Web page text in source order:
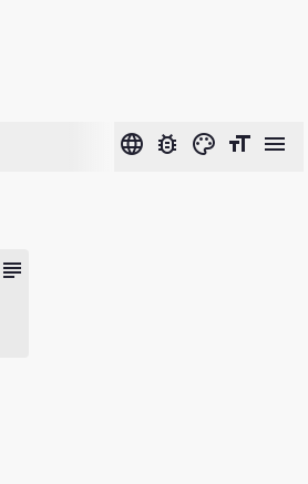
language bug_report color_lens format_size menu
subject